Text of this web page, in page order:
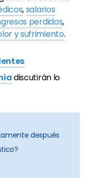
,salarios
perdidos,
y sufrimiento.
discutirán lo
después